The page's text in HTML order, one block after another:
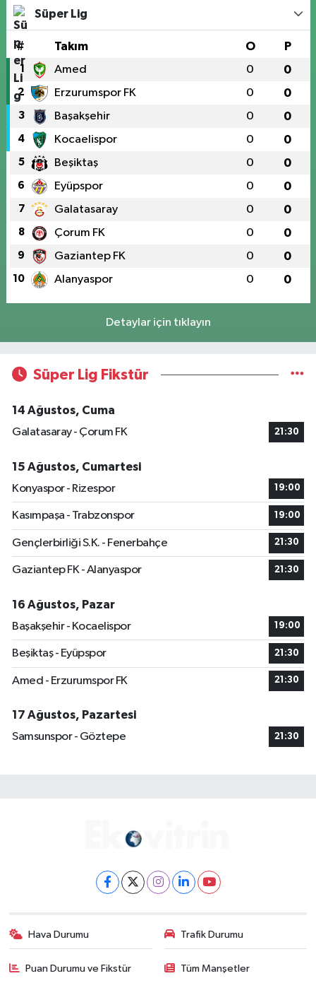
Süper Lig
# Takım O P
1 Amed 0 0
2 Erzurumspor FK 0 0
3 Başakşehir 0 0
4 Kocaelispor 0 0
5 Beşiktaş 0 0
6 Eyüpspor 0 0
7 Galatasaray 0 0
8 Çorum FK 0 0
9 Gaziantep FK 0 0
10 Alanyaspor 0 0
Detaylar için tıklayın
Süper Lig Fikstür
14 Ağustos, Cuma
Galatasaray - Çorum FK
21:30
15 Ağustos, Cumartesi
Konyaspor - Rizespor
19:00
Kasımpaşa - Trabzonspor 19:00
Gençlerbirliği S.K. - Fenerbahçe 21:30
Gaziantep FK - Alanyaspor 21:30
16 Ağustos, Pazar
Başakşehir - Kocaelispor
19:00
Beşiktaş - Eyüpspor 21:30
Amed - Erzurumspor FK 21:30
17 Ağustos, Pazartesi
Samsunspor - Göztepe
21:30
Hava Durumu Trafik Durumu
Puan Durumu ve Fikstür Tüm Manşetler